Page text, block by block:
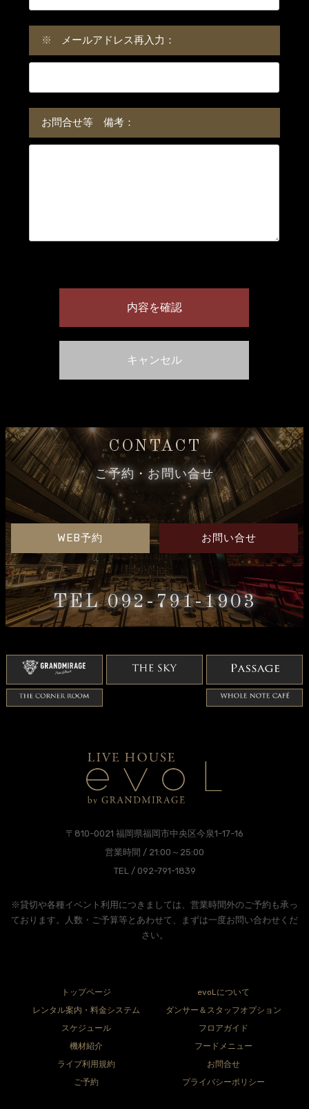
※ メールアドレス再入力：
お問合せ等 備考：
CONTACT
ご予約・お問い合せ
WEB予約 お問い合せ
TEL 092-791-1903
〒810-0021 福岡県福岡市中央区今泉1-17-16
営業時間 / 21:00～25:00
TEL / 092-791-1839
※貸切や各種イベント利用につきましては、営業時間外のご予約も承っ
ております。人数・ご予算等とあわせて、まずは一度お問い合わせくだ
さい。
トップページ
evoLについて
レンタル案内・料金システム
ダンサー＆スタッフオプション
スケジュール
フロアガイド
機材紹介
フードメニュー
ライブ利用規約
お問合せ
ご予約
プライバシーポリシー